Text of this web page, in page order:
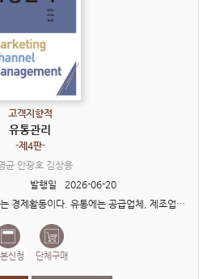
고객지향적
유통관리
-제4판-
균 안광호 김상용
발행일
2026-06-20
머리말 유통은 생산과 소비를 잇는 경제활동이다. 유통에는 공급업체, 제조업체, 도·소매상, 그리고 최종소비자와 같은 다양한 경제주체가 참여한다. 이들은 새로운 제품 및 서비스의 개발보..
신청 단체구매